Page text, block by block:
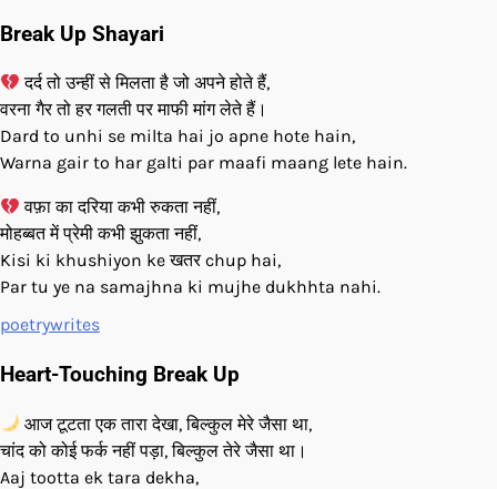
Break Up Shayari
दर्द तो उन्हीं से मिलता है जो अपने होते हैं,
वरना गैर तो हर गलती पर माफी मांग लेते हैं।
Dard to unhi se milta hai jo apne hote hain,
Warna gair to har galti par maafi maang lete hain.
वफ़ा का दरिया कभी रुकता नहीं,
मोहब्बत में प्रेमी कभी झुकता नहीं,
Kisi ki khushiyon ke खतर chup hai,
Par tu ye na samajhna ki mujhe dukhhta nahi.
poetrywrites
Heart-Touching Break Up
आज टूटता एक तारा देखा, बिल्कुल मेरे जैसा था,
चांद को कोई फर्क नहीं पड़ा, बिल्कुल तेरे जैसा था।
Aaj tootta ek tara dekha,